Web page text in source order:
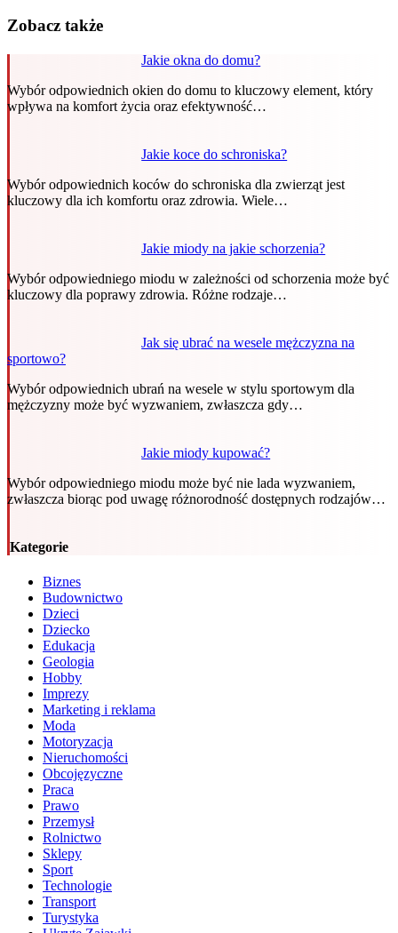
Zobacz także
Jakie okna do domu?
Wybór odpowiednich okien do domu to kluczowy element, który
wpływa na komfort życia oraz efektywność…
Jakie koce do schroniska?
Wybór odpowiednich koców do schroniska dla zwierząt jest
kluczowy dla ich komfortu oraz zdrowia. Wiele…
Jakie miody na jakie schorzenia?
Wybór odpowiedniego miodu w zależności od schorzenia może być
kluczowy dla poprawy zdrowia. Różne rodzaje…
Jak się ubrać na wesele mężczyzna na
sportowo?
Wybór odpowiednich ubrań na wesele w stylu sportowym dla
mężczyzny może być wyzwaniem, zwłaszcza gdy…
Jakie miody kupować?
Wybór odpowiedniego miodu może być nie lada wyzwaniem,
zwłaszcza biorąc pod uwagę różnorodność dostępnych rodzajów…
Kategorie
Biznes
Budownictwo
Dzieci
Dziecko
Edukacja
Geologia
Hobby
Imprezy
Marketing i reklama
Moda
Motoryzacja
Nieruchomości
Obcojęzyczne
Praca
Prawo
Przemysł
Rolnictwo
Sklepy
Sport
Technologie
Transport
Turystyka